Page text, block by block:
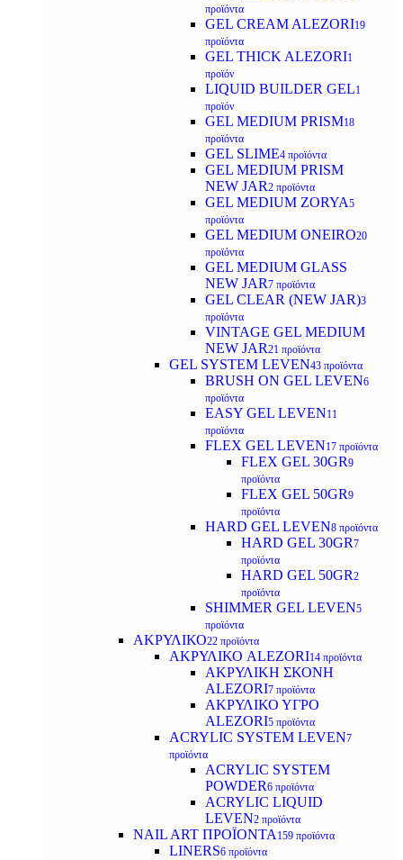
προϊόντα
GEL CREAM ALEZORI19
προϊόντα
GEL THICK ALEZORI1
προϊόν
LIQUID BUILDER GEL1
προϊόν
GEL MEDIUM PRISM18
προϊόντα
GEL SLIME4 προϊόντα
GEL MEDIUM PRISM
NEW JAR2 προϊόντα
GEL MEDIUM ZORYA5
προϊόντα
GEL MEDIUM ONEIRO20
προϊόντα
GEL MEDIUM GLASS
NEW JAR7 προϊόντα
GEL CLEAR (NEW JAR)3
προϊόντα
VINTAGE GEL MEDIUM
NEW JAR21 προϊόντα
GEL SYSTEM LEVEN43 προϊόντα
BRUSH ON GEL LEVEN6
προϊόντα
EASY GEL LEVEN11
προϊόντα
FLEX GEL LEVEN17 προϊόντα
FLEX GEL 30GR9
προϊόντα
FLEX GEL 50GR9
προϊόντα
HARD GEL LEVEN8 προϊόντα
HARD GEL 30GR7
προϊόντα
HARD GEL 50GR2
προϊόντα
SHIMMER GEL LEVEN5
προϊόντα
ΑΚΡΥΛΙΚΟ22 προϊόντα
ΑΚΡΥΛΙΚΟ ALEZORI14 προϊόντα
ΑΚΡΥΛΙΚΗ ΣΚΟΝΗ
ALEZORI7 προϊόντα
ΑΚΡΥΛΙΚΟ ΥΓΡΟ
ALEZORI5 προϊόντα
ACRYLIC SYSTEM LEVEN7
προϊόντα
ACRYLIC SYSTEM
POWDER6 προϊόντα
ACRYLIC LIQUID
LEVEN2 προϊόντα
NAIL ART ΠΡΟΪΟΝΤΑ 159 προϊόντα
LINERS6 προϊόντα